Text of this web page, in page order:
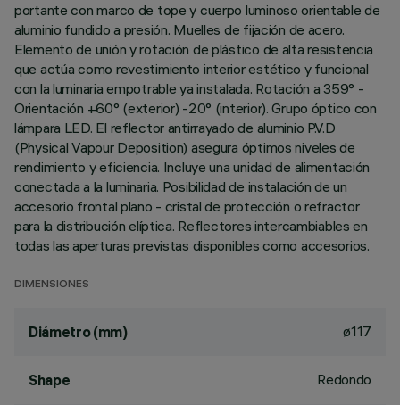
portante con marco de tope y cuerpo luminoso orientable de
aluminio fundido a presión. Muelles de fijación de acero.
Elemento de unión y rotación de plástico de alta resistencia
que actúa como revestimiento interior estético y funcional
con la luminaria empotrable ya instalada. Rotación a 359° -
Orientación +60° (exterior) -20° (interior). Grupo óptico con
lámpara LED. El reflector antirrayado de aluminio P.V.D
(Physical Vapour Deposition) asegura óptimos niveles de
rendimiento y eficiencia. Incluye una unidad de alimentación
conectada a la luminaria. Posibilidad de instalación de un
accesorio frontal plano - cristal de protección o refractor
para la distribución elíptica. Reflectores intercambiables en
todas las aperturas previstas disponibles como accesorios.
DIMENSIONES
Diámetro (mm) ø117
Shape Redondo